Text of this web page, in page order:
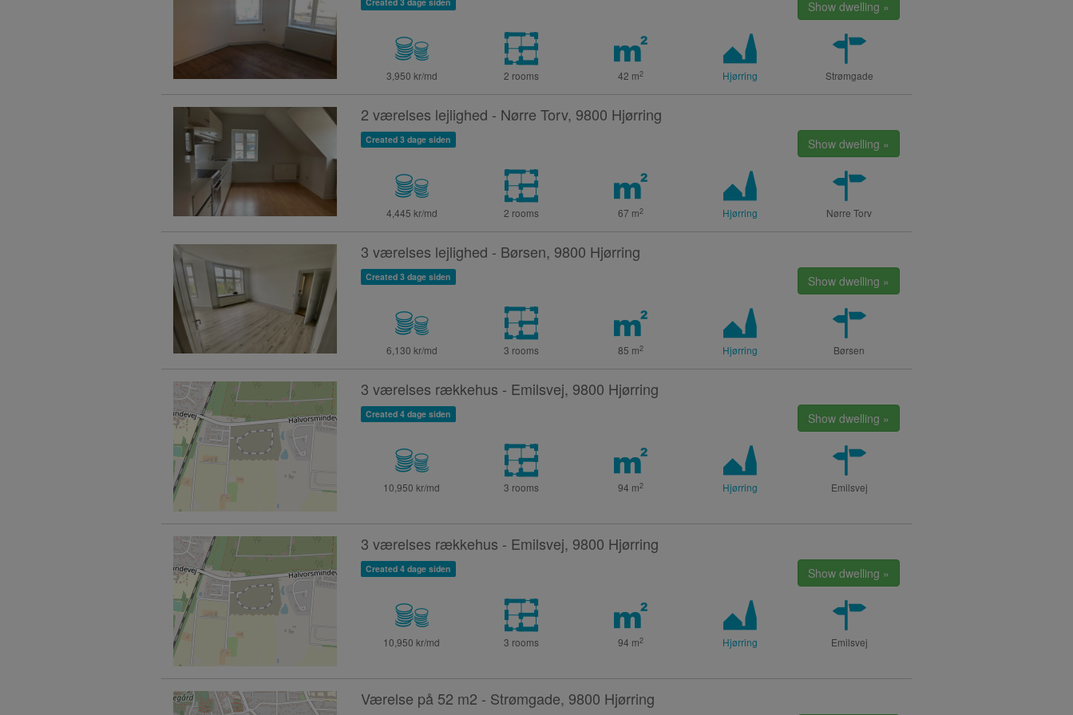
Show dwelling »
3,950 kr/md 2 rooms 42 m2 Hjørring Strømgade
2 værelses lejlighed - Nørre Torv, 9800 Hjørring
Show dwelling »
Created 3 dage siden
4,445 kr/md 2 rooms 67 m2 Hjørring Nørre Torv
3 værelses lejlighed - Børsen, 9800 Hjørring
Show dwelling »
Created 3 dage siden
6,130 kr/md 3 rooms 85 m2 Hjørring Børsen
3 værelses rækkehus - Emilsvej, 9800 Hjørring
Show dwelling »
Created 4 dage siden
10,950 kr/md 3 rooms 94 m2 Hjørring Emilsvej
3 værelses rækkehus - Emilsvej, 9800 Hjørring
Show dwelling »
Created 4 dage siden
10,950 kr/md 3 rooms 94 m2 Hjørring Emilsvej
Værelse på 52 m2 - Strømgade, 9800 Hjørring